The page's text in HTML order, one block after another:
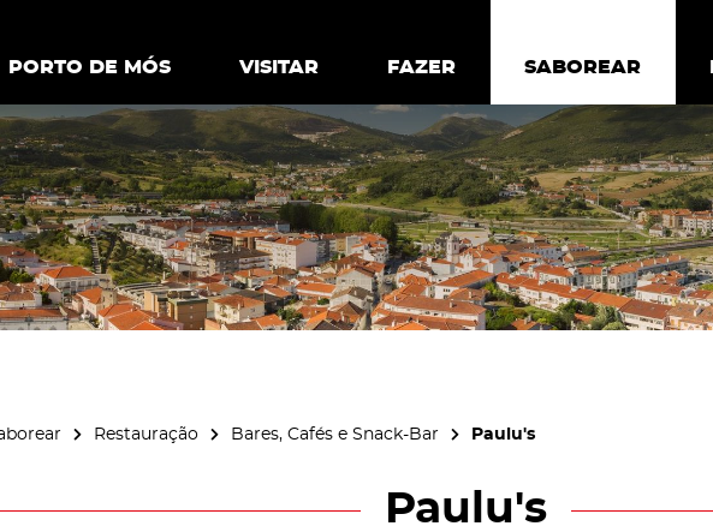
PORTO DE MÓS
VISITAR FAZER SABOREAR
PORTO DE MÓS VISITAR FAZER SABOREAR
Restauração Bares, Cafés e Snack-Bar Paulu's
Paulu's